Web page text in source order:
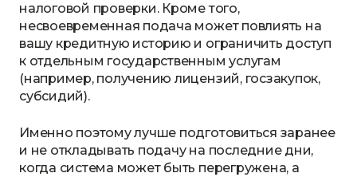
налоговой проверки. Кроме того,
несвоевременная подача может повлиять на
вашу кредитную историю и ограничить доступ
к отдельным государственным услугам
(например, получению лицензий, госзакупок,
субсидий).
Именно поэтому лучше подготовиться заранее
и не откладывать подачу на последние дни,
когда система может быть перегружена, а